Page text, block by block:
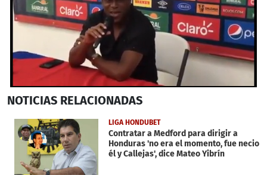
seconds
1
minute,
39
seconds
NOTICIAS RELACIONADAS
LIGA HONDUBET
Contratar a Medford para dirigir a
Honduras 'no era el momento, fue necio
él y Callejas', dice Mateo Yibrín